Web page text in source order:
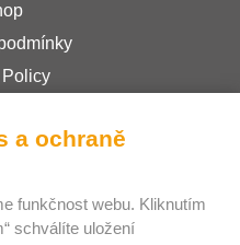
s.r.o.
8 – Libeň
a ochraně
funkčnost webu. Kliknutím
schválíte uložení